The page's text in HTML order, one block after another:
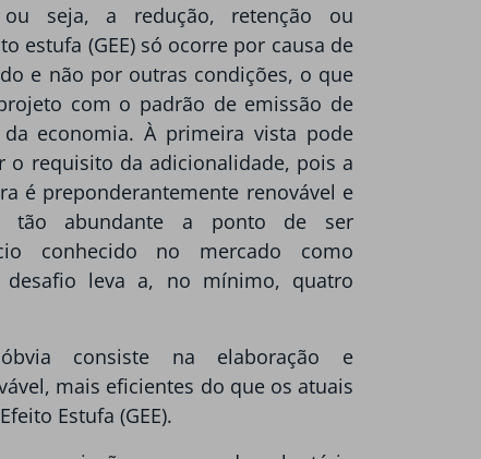
ou seja, a redução, retenção ou
estufa (GEE) só ocorre por causa de
e não por outras condições, o que
com o padrão de emissão de
economia. À primeira vista pode
o requisito da adicionalidade, pois a
é preponderantemente renovável e
tão abundante a ponto de ser
conhecido no mercado como
desafio leva a, no mínimo, quatro
consiste na elaboração e
mais eficientes do que os atuais
Estufa (GEE).